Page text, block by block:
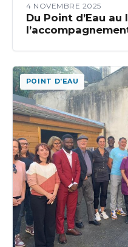
4 NOVEMBRE 2025
Du Point d’Eau
POINT D’EAU